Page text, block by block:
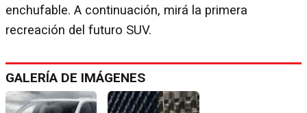
enchufable. A continuación, mirá la primera
recreación del futuro SUV.
GALERÍA DE IMÁGENES